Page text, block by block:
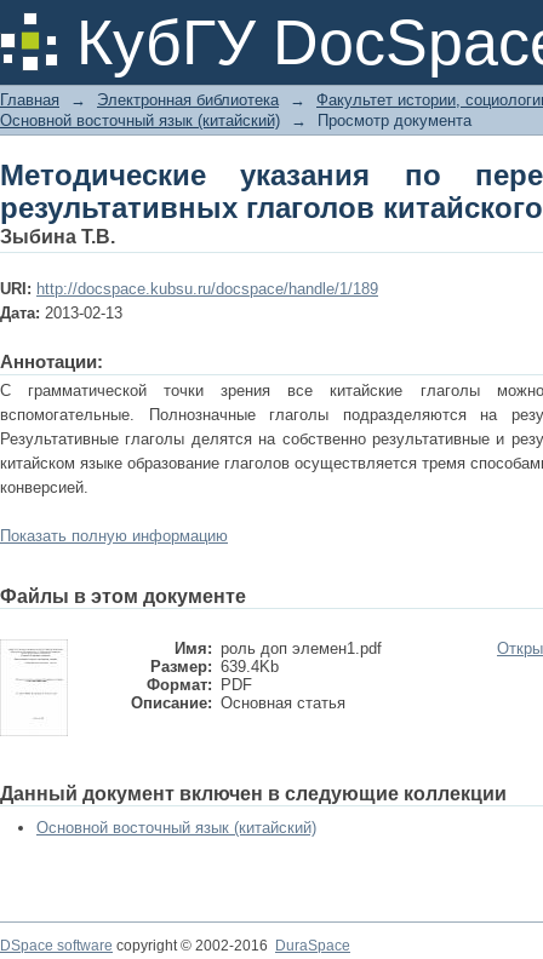
КубГУ
Методические указания по
китайского языка
Главная → Электронная библиотека →
Факультет истории,
Основной восточный язык (китайский)
→ Просмотр документа
Методические указания по
результативных глаголов
Зыбина Т.В.
URI: http://docspace.kubsu.ru/docspace/handle/1/189
Дата: 2013-02-13
Аннотации:
С грамматической точки зрения все китайские глаголы
вспомогательные. Полнозначные глаголы подразделяются на
Результативные глаголы делятся на собственно результативные и
китайском языке образование глаголов осуществляется тремя
конверсией.
Показать полную информацию
Файлы в этом документе
Имя: роль доп элемен1.pdf
Размер: 639.4Kb
Формат:
PDF
Описание: Основная статья
Данный документ включен в следующие коллекции
Основной восточный язык (китайский)
DSpace software copyright © 2002-2016
DuraSpace